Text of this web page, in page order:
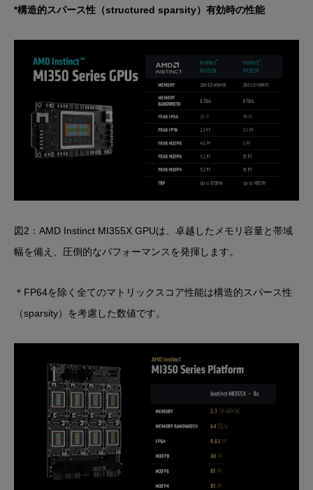
*構造的スパース性（structured sparsity）有効時の性能
図2：AMD Instinct MI355X GPUは、卓越したメモリ容量と帯域
幅を備え、圧倒的なパフォーマンスを発揮します。
＊FP64を除く全てのマトリックスコア性能は構造的スパース性
（sparsity）を考慮した数値です。